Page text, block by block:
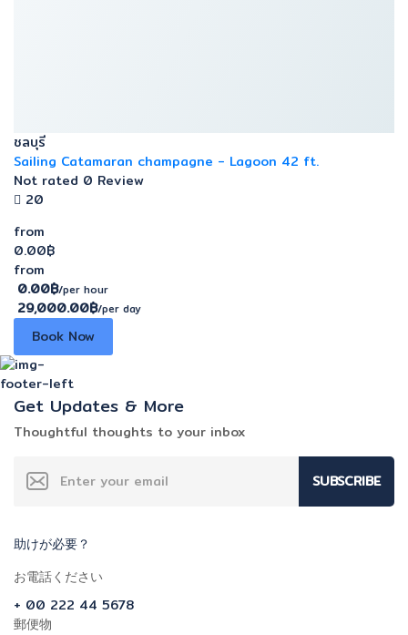
ชลบุรี
Sailing Catamaran champagne - Lagoon 42 ft.
Not rated 0 Review
20
from
0.00฿
from
0.00฿/per hour
29,000.00฿/per day
Book Now
Get Updates & More
Thoughtful thoughts to your inbox
SUBSCRIBE
助けが必要？
お電話ください
+ 00 222 44 5678
郵便物